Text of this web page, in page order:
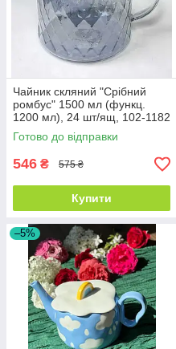
Чайник скляний "Срібний
ромбус" 1500 мл (функц.
1200 мл), 24 шт/ящ, 102-1182
Готово до відправки
546 ₴ 575 ₴
Купити
–5%